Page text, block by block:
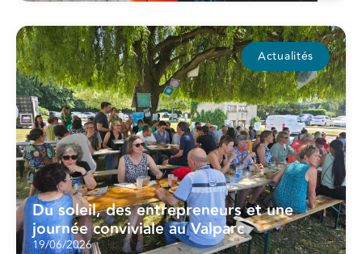
Actualités
Du soleil, des entrepreneurs et une
journée conviviale au Valparc
19/06/2026